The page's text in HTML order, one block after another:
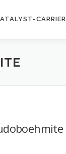
CARRIER